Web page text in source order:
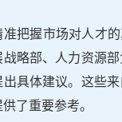
准把握市场对人才
战略部、人力资源
出具体建议。这些
了重要参考。